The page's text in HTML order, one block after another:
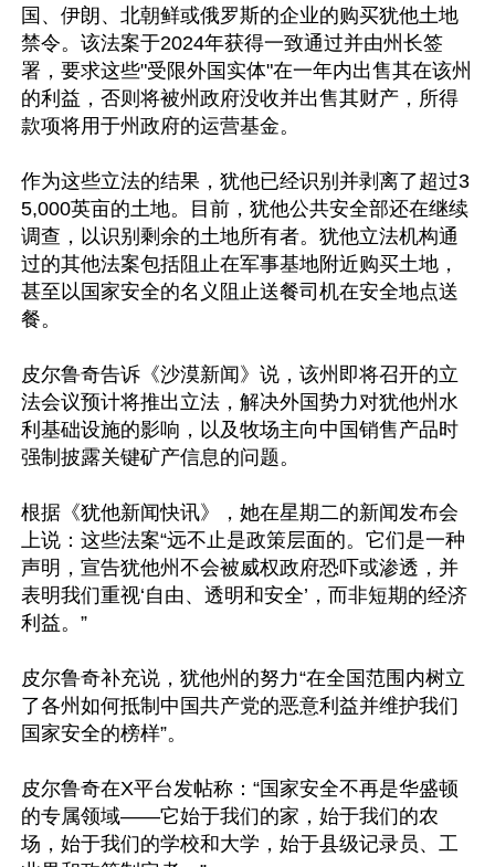
国、伊朗、北朝鲜或俄罗斯的企业的购买犹他土地
禁令。该法案于2024年获得一致通过并由州长签
署，要求这些"受限外国实体"在一年内出售其在该州
的利益，否则将被州政府没收并出售其财产，所得
款项将用于州政府的运营基金。
作为这些立法的结果，犹他已经识别并剥离了超过3
5,000英亩的土地。目前，犹他公共安全部还在继续
调查，以识别剩余的土地所有者。犹他立法机构通
过的其他法案包括阻止在军事基地附近购买土地，
甚至以国家安全的名义阻止送餐司机在安全地点送
餐。
皮尔鲁奇告诉《沙漠新闻》说，该州即将召开的立
法会议预计将推出立法，解决外国势力对犹他州水
利基础设施的影响，以及牧场主向中国销售产品时
强制披露关键矿产信息的问题。
根据《犹他新闻快讯》，她在星期二的新闻发布会
上说：这些法案“远不止是政策层面的。它们是一种
声明，宣告犹他州不会被威权政府恐吓或渗透，并
表明我们重视‘自由、透明和安全’，而非短期的经济
利益。”
皮尔鲁奇补充说，犹他州的努力“在全国范围内树立
了各州如何抵制中国共产党的恶意利益并维护我们
国家安全的榜样”。
皮尔鲁奇在X平台发帖称：“国家安全不再是华盛顿
的专属领域——它始于我们的家，始于我们的农
场，始于我们的学校和大学，始于县级记录员、工